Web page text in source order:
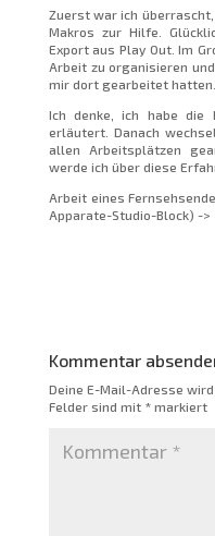
Zuerst war ich
Makros zur Hilfe.
Export aus Play Out. Im
Arbeit zu organisieren
mir dort gearbeitet hatten.
Ich denke, ich habe die
erläutert. Danach
allen Arbeitsplätzen
werde ich über diese
Arbeit eines
Apparate-Studio-Block) ->
Kommentar
Deine E-Mail-Adresse
Felder sind mit *markiert